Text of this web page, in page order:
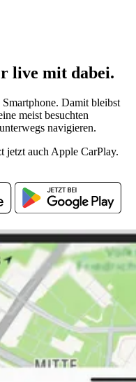
live mit dabei.
Damit bleibst
meist besuchten
navigieren.
jetzt auch Apple CarPlay.